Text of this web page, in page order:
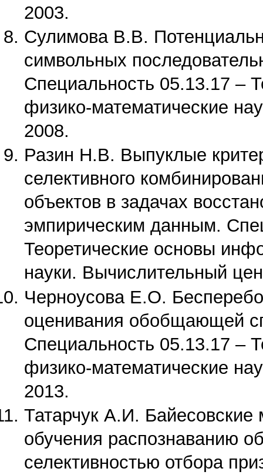
2003.
Сулимова В.В.
символьных
Специальность 05.13.17 –
физико-математические
2008.
Разин Н.В. Выпуклые
селективного
объектов в задачах
эмпирическим данным.
Теоретические основы
науки. Вычислительный
Черноусова Е.О.
оценивания обобщающей
Специальность 05.13.17 –
физико-математические
2013.
Татарчук А.И.
обучения распознаванию
селективностью отбора